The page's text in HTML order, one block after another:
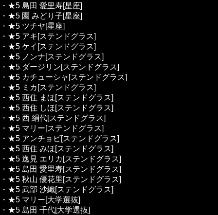
・★5 島田 愛里寿[星座]
・★5 園 みどり子[星座]
・★5 ツチヤ[星座]
・★5 アキ[ステンドグラス]
・★5 ケイ[ステンドグラス]
・★5 ノンナ[ステンドグラス]
・★5 ダージリン[ステンドグラス]
・★5 カチューシャ[ステンドグラス]
・★5 ミカ[ステンドグラス]
・★5 西住 まほ[ステンドグラス]
・★5 西住 しほ[ステンドグラス]
・★5 西 絹代[ステンドグラス]
・★5 マリー[ステンドグラス]
・★5 アンチョビ[ステンドグラス]
・★5 西住 みほ[ステンドグラス]
・★5 逸見 エリカ[ステンドグラス]
・★5 島田 愛里寿[ステンドグラス]
・★5 秋山 優花里[ステンドグラス]
・★5 武部 沙織[ステンドグラス]
・★5 マリー[大学選抜]
・★5 島田 千代[大学選抜]